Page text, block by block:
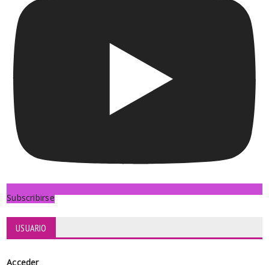
Subscribirse
USUARIO
Acceder